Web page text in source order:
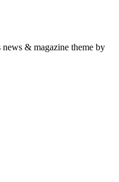
news & magazine theme by